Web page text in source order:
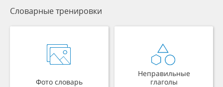
Словарные тренировки
Фото словарь
Неправильные
глаголы